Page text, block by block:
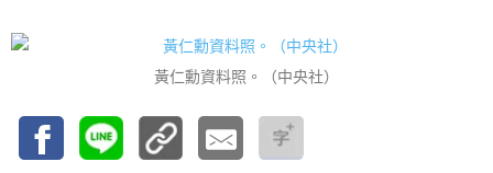
黃仁勳資料照。（中央社）